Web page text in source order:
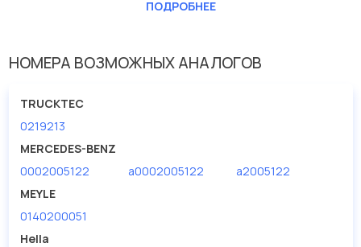
ПОДРОБНЕЕ
НОМЕРА ВОЗМОЖНЫХ АНАЛОГОВ
TRUCKTEC
0219213
MERCEDES-BENZ
0002005122
a0002005122
a2005122
MEYLE
0140200051
Hella